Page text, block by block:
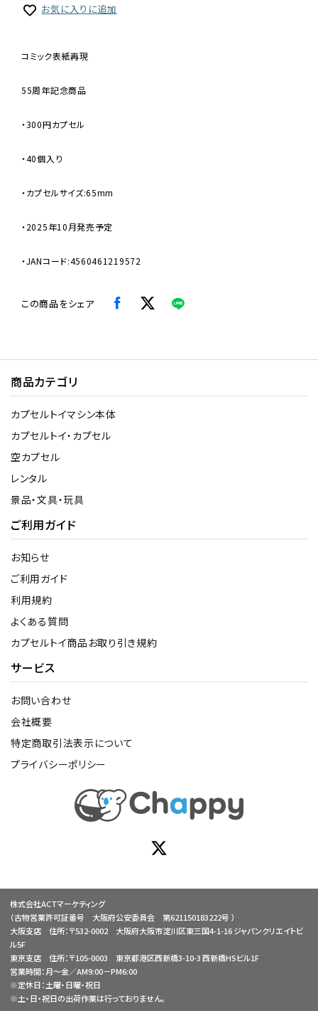
お気に入りに追加
コミック表紙再現
55周年記念商品
・300円カプセル
・40個入り
・カプセルサイズ:65mm
・2025年10月発売予定
・JANコード:4560461219572
この商品をシェア
商品カテゴリ
カプセルトイマシン本体
カプセルトイ・カプセル
空カプセル
レンタル
景品・文具・玩具
ご利用ガイド
お知らせ
ご利用ガイド
利用規約
よくある質問
カプセルトイ商品お取り引き規約
サービス
お問い合わせ
会社概要
特定商取引法表示について
プライバシーポリシー
株式会社ACTマーケティング
（古物営業許可証番号 大阪府公安委員会 第621150183222号 ）
大阪支店 住所：〒532-0002 大阪府大阪市淀川区東三国4-1-16 ジャパンクリエイトビ
ル5F
東京支店 住所：〒105-0003 東京都港区西新橋3-10-3 西新橋HSビル1F
営業時間：月～金／AM9:00－PM6:00
※定休日：土曜・日曜・祝日
※土・日・祝日の出荷作業は行っておりません。